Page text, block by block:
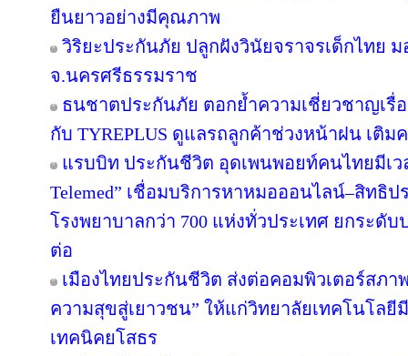
ยืนยาวอย่างมีคุณภาพ
วิริยะประกันภัย ปลูกฝังวินัยจราจรเด็กไทย
จ.นครศรีธรรมราช
ธนชาตประกันภัย ตอกย้ำความเชี่ยวชาญเรื่
กับ TYREPLUS ดูแลรถลูกค้าช่วงหน้าฝน เติม
แรบบิท ประกันชีวิต อุดเพนพอยท์คนไทยมีเว
Telemed” เชื่อมบริการหาหมอออนไลน์–สิทธิ
โรงพยาบาลกว่า 700 แห่งทั่วประเทศ ยกระ
ต่อ
เมืองไทยประกันชีวิต ส่งต่อคอมพิวเตอร์สภา
ความสุขสู่เยาวชน” ให้แก่วิทยาลัยเทคโนโล
เทคนิคยโสธร